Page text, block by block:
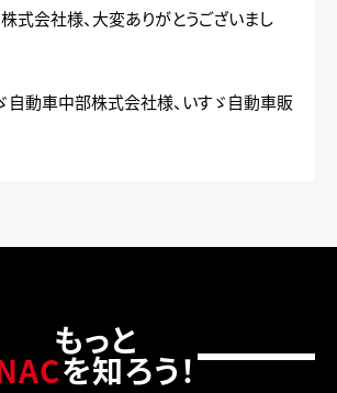
式会社様、大変ありがとうございまし
自動車中部株式会社様、いすゞ自動車販
もっと
を知ろう！